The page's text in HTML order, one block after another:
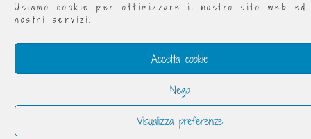
Usiamo cookie per ottimizzare il nostro sito web
nostri servizi.
Accetta cookie
Nega
Visualizza preferenze